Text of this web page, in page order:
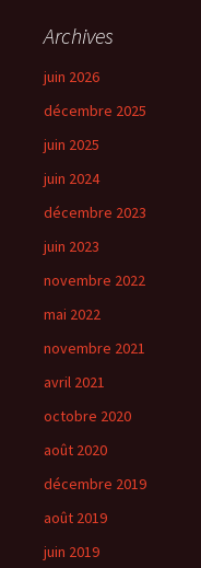
Archives
juin 2026
décembre 2025
juin 2025
juin 2024
décembre 2023
juin 2023
novembre 2022
mai 2022
novembre 2021
avril 2021
octobre 2020
août 2020
décembre 2019
août 2019
juin 2019